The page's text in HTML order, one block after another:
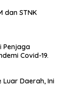
dan STNK
Penjaga
Covid-19.
Daerah, Ini